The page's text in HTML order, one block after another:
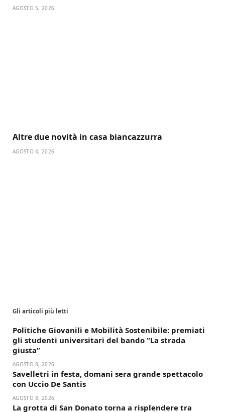
AGOSTO 5, 2026
Altre due novità in casa biancazzurra
AGOSTO 4, 2026
Gli articoli più letti
Politiche Giovanili e Mobilità Sostenibile: premiati
gli studenti universitari del bando “La strada
giusta”
AGOSTO 8, 2026
Savelletri in festa, domani sera grande spettacolo
con Uccio De Santis
AGOSTO 8, 2026
La grotta di San Donato torna a risplendere tra